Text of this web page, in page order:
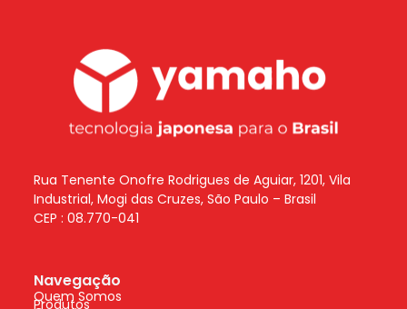
Rua Tenente Onofre Rodrigues de Aguiar, 1201, Vila
Industrial, Mogi das Cruzes, São Paulo – Brasil
CEP : 08.770-041
Navegação
Quem Somos
Produtos